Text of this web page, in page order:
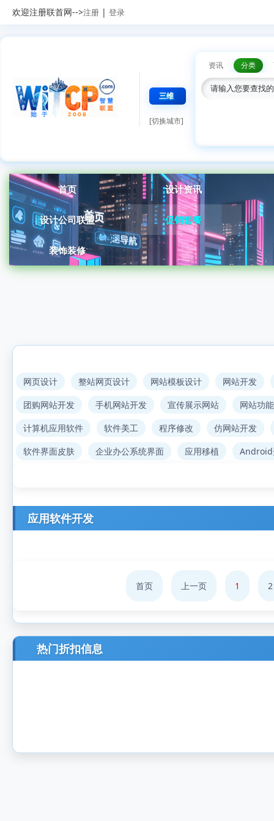
欢迎注册联首网-->注册 | 登录
三维
[切换城市]
资讯 分类
首页 设计资讯
设计公司联盟 促销套餐
装饰装修
网页设计 整站网页设计 网站模板设计
网站开发
团购网站开发
手机网站开发 宣传展示网站
网站功
计算机应用软件
软件美工 程序修改
仿网站开发
软件界面皮肤
企业办公系统界面 应用移植 Android
应用软件开发
首页 上一页 1 2
热门折扣信息